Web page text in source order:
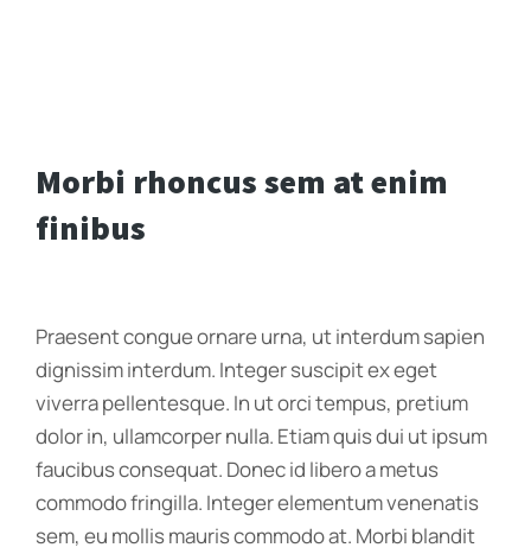
Morbi rhoncus sem at enim
finibus
Praesent congue ornare urna, ut interdum sapien
dignissim interdum. Integer suscipit ex eget
viverra pellentesque. In ut orci tempus, pretium
dolor in, ullamcorper nulla. Etiam quis dui ut ipsum
faucibus consequat. Donec id libero a metus
commodo fringilla. Integer elementum venenatis
sem, eu mollis mauris commodo at. Morbi blandit